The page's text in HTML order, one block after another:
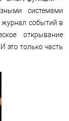
системами
событий в
открывание
это только часть